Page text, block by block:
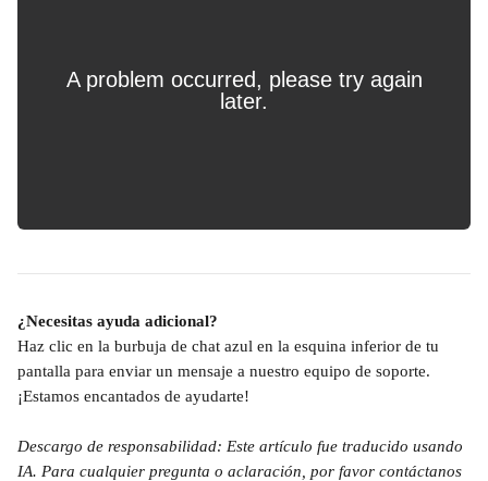
¿Necesitas ayuda adicional?
Haz clic en la burbuja de chat azul en la esquina inferior de tu
pantalla para enviar un mensaje a nuestro equipo de soporte.
¡Estamos encantados de ayudarte!
Descargo de responsabilidad: Este artículo fue traducido usando
IA. Para cualquier pregunta o aclaración, por favor contáctanos